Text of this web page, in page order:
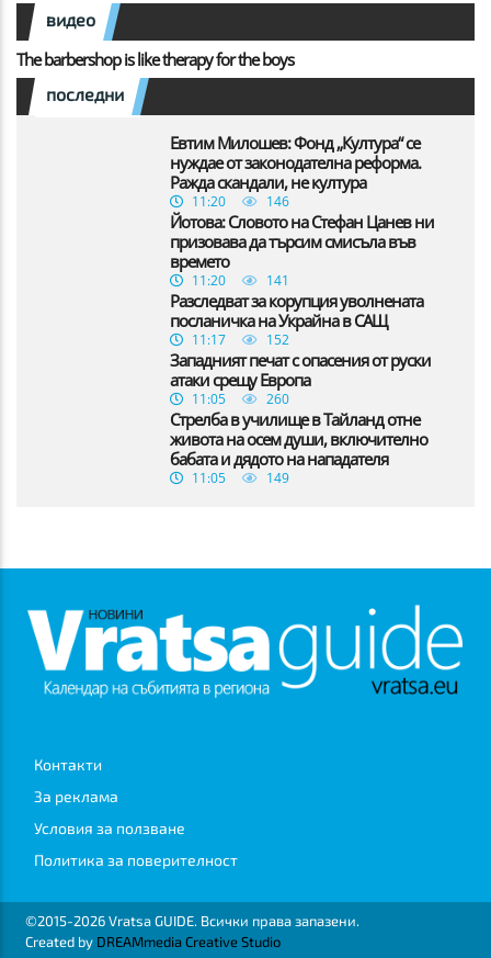
видео
The barbershop is like therapy for the boys
последни
Евтим Милошев: Фонд „Култура“ се
нуждае от законодателна реформа.
Ражда скандали, не култура
11:20 146
Йотова: Словото на Стефан Цанев ни
призовава да търсим смисъла във
времето
11:20 141
Разследват за корупция уволнената
посланичка на Украйна в САЩ
11:17 152
Западният печат с опасения от руски
атаки срещу Европа
11:05 260
Стрелба в училище в Тайланд отне
живота на осем души, включително
бабата и дядото на нападателя
11:05 149
Контакти
За реклама
Условия за ползване
Политика за поверителност
©2015-2026 Vratsa GUIDE. Всички права запазени.
Created by DREAMmedia Creative Studio